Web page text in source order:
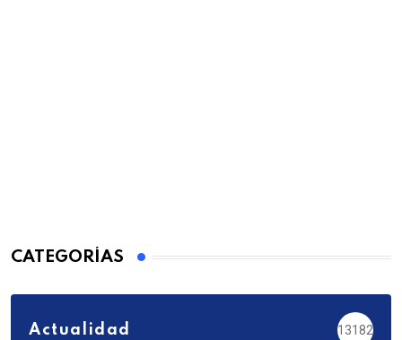
CATEGORÍAS
Actualidad 13182